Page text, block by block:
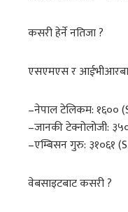
कसरी हेर्ने नतिजा ?
एसएमएस र
–नेपाल टेलिकम: १६००
–जानकी टेक्नोलोजी:
–एम्बिसन गुरु: ३१०६१
वेबसाइटबाट कसरी ?